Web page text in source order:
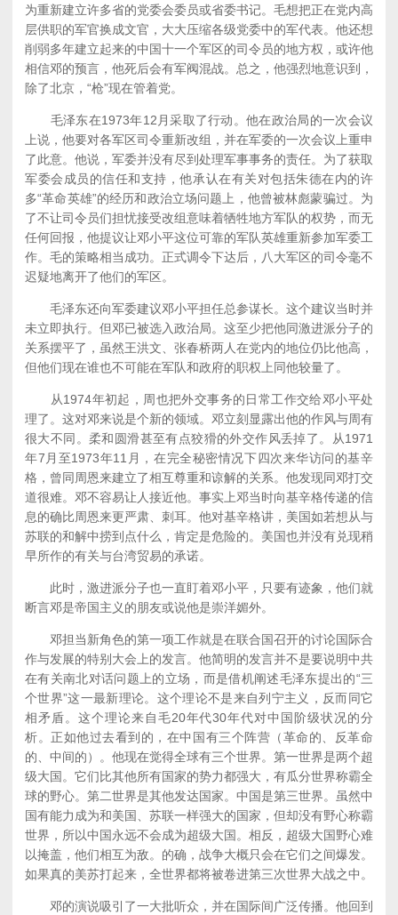
为重新建立许多省的党委会委员或省委书记。毛想把正在党内高
层供职的军官换成文官，大大压缩各级党委中的军代表。他还想
削弱多年建立起来的中国十一个军区的司令员的地方权，或许他
相信邓的预言，他死后会有军阀混战。总之，他强烈地意识到，
除了北京，“枪”现在管着党。
毛泽东在1973年12月采取了行动。他在政治局的一次会议
上说，他要对各军区司令重新改组，并在军委的一次会议上重申
了此意。他说，军委并没有尽到处理军事事务的责任。为了获取
军委会成员的信任和支持，他承认在有关对包括朱德在内的许
多“革命英雄”的经历和政治立场问题上，他曾被林彪蒙骗过。为
了不让司令员们担忧接受改组意味着牺牲地方军队的权势，而无
任何回报，他提议让邓小平这位可靠的军队英雄重新参加军委工
作。毛的策略相当成功。正式调令下达后，八大军区的司令毫不
迟疑地离开了他们的军区。
毛泽东还向军委建议邓小平担任总参谋长。这个建议当时并
未立即执行。但邓已被选入政治局。这至少把他同激进派分子的
关系摆平了，虽然王洪文、张春桥两人在党内的地位仍比他高，
但他们现在谁也不可能在军队和政府的职权上同他较量了。
从1974年初起，周也把外交事务的日常工作交给邓小平处
理了。这对邓来说是个新的领域。邓立刻显露出他的作风与周有
很大不同。柔和圆滑甚至有点狡猾的外交作风丢掉了。从1971
年7月至1973年11月，在完全秘密情况下四次来华访问的基辛
格，曾同周恩来建立了相互尊重和谅解的关系。他发现同邓打交
道很难。邓不容易让人接近他。事实上邓当时向基辛格传递的信
息的确比周恩来更严肃、刺耳。他对基辛格讲，美国如若想从与
苏联的和解中捞到点什么，肯定是危险的。美国也并没有兑现稍
早所作的有关与台湾贸易的承诺。
此时，激进派分子也一直盯着邓小平，只要有迹象，他们就
断言邓是帝国主义的朋友或说他是崇洋媚外。
邓担当新角色的第一项工作就是在联合国召开的讨论国际合
作与发展的特别大会上的发言。他简明的发言并不是要说明中共
在有关南北对话问题上的立场，而是借机阐述毛泽东提出的“三
个世界”这一最新理论。这个理论不是来自列宁主义，反而同它
相矛盾。这个理论来自毛20年代30年代对中国阶级状况的分
析。正如他过去看到的，在中国有三个阵营（革命的、反革命
的、中间的）。他现在觉得全球有三个世界。第一世界是两个超
级大国。它们比其他所有国家的势力都强大，有瓜分世界称霸全
球的野心。第二世界是其他发达国家。中国是第三世界。虽然中
国有能力成为和美国、苏联一样强大的国家，但却没有野心称霸
世界，所以中国永远不会成为超级大国。相反，超级大国野心难
以掩盖，他们相互为敌。的确，战争大概只会在它们之间爆发。
如果真的美苏打起来，全世界都将被卷进第三次世界大战之中。
邓的演说吸引了一大批听众，并在国际间广泛传播。他回到